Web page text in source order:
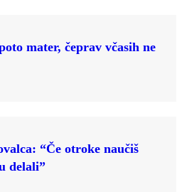
mater, čeprav včasih ne
“Če otroke naučiš
delali”